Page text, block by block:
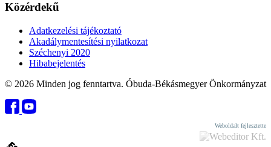
Közérdekű
Adatkezelési tájékoztató
Akadálymentesítési nyilatkozat
Széchenyi 2020
Hibabejelentés
© 2026 Minden jog fenntartva. Óbuda-Békásmegyer Önkormányzat
Weboldalt fejlesztette